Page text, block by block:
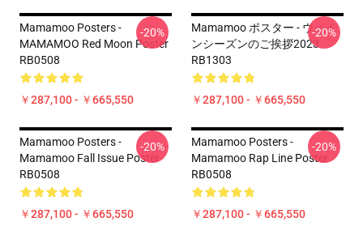
Mamamoo Posters -
MAMAMOO Red Moon Poster
RB0508
￥287,100 - ￥665,550
-20%
Mamamoo ポスター - ウィイ
ンシーズンのご挨拶2023
RB1303
￥287,100 - ￥665,550
-20%
Mamamoo Posters -
Mamamoo Fall Issue Poster
RB0508
￥287,100 - ￥665,550
-20%
Mamamoo Posters -
Mamamoo Rap Line Poster
RB0508
￥287,100 - ￥665,550
-20%